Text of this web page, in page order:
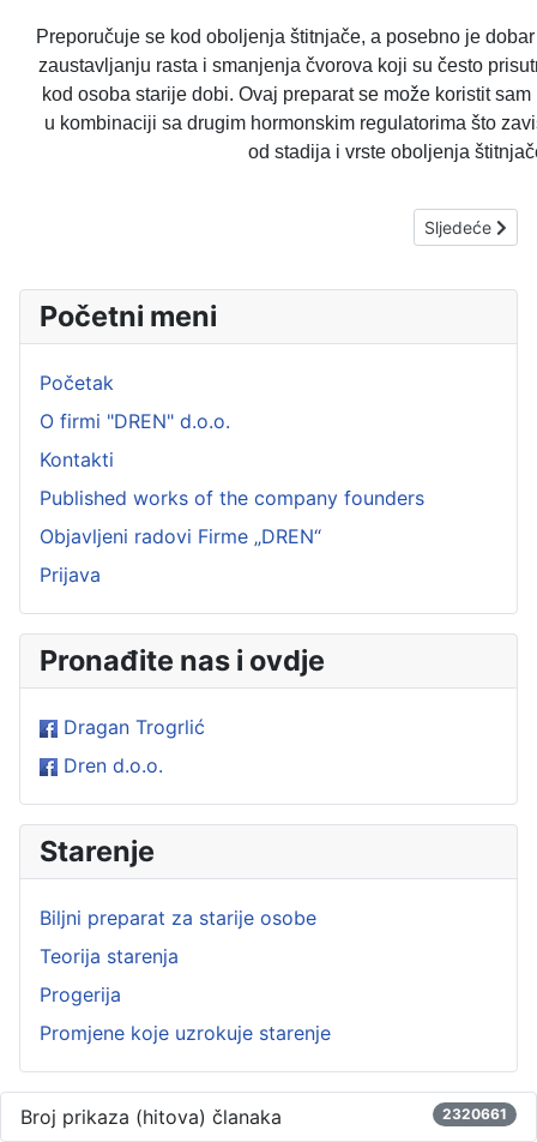
Preporučuje se kod oboljenja štitnjače, a posebno je
zaustavljanju rasta i smanjenja čvorova koji su često
kod osoba starije dobi. Ovaj preparat se može koristit sam
u kombinaciji sa drugim hormonskim regulatorima što
od stadija i vrste oboljenja
Sljedeći
Sljedeće
Početni meni
Početak
O firmi "DREN" d.o.o.
Kontakti
Published works of the company founders
Objavljeni radovi Firme „DREN“
Prijava
Pronađite nas i ovdje
Dragan Trogrlić
Dren d.o.o.
Starenje
Biljni preparat za starije osobe
Teorija starenja
Progerija
Promjene koje uzrokuje starenje
Broj prikaza (hitova) članaka 2320661